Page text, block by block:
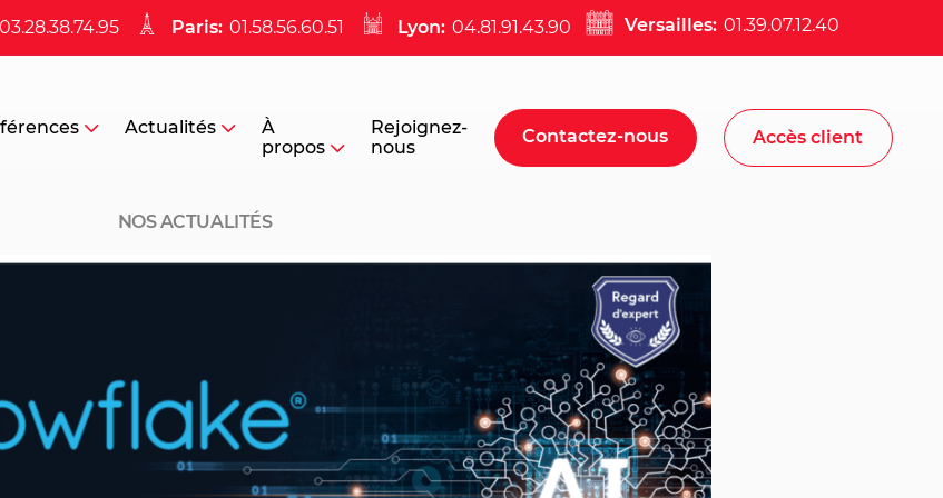
03.28.38.74.95 Paris: 01.58.56.60.51 Lyon: 04.81.91.43.90 Versailles: 01.39.07.12.40
Actualités
À
propos
Rejoignez-
nous
Contactez-nous Accès client
NOS ACTUALITÉS